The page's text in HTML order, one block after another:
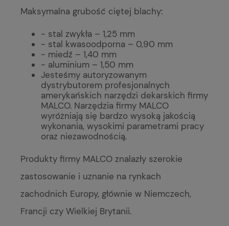
Maksymalna grubość ciętej blachy:
- stal zwykła – 1,25 mm
- stal kwasoodporna – 0,90 mm
- miedź – 1,40 mm
- aluminium – 1,50 mm
Jesteśmy autoryzowanym
dystrybutorem profesjonalnych
amerykańskich narzędzi dekarskich firmy
MALCO. Narzędzia firmy MALCO
wyróżniają się bardzo wysoką jakością
wykonania, wysokimi parametrami pracy
oraz niezawodnością.
Produkty firmy MALCO znalazły szerokie
zastosowanie i uznanie na rynkach
zachodnich Europy, głównie w Niemczech,
Francji czy Wielkiej Brytanii.